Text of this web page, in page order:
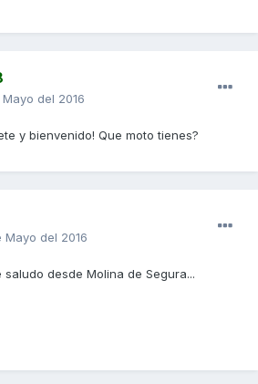
Mayo del 2016
y bienvenido! Que moto tienes?
Mayo del 2016
desde Molina de Segura...